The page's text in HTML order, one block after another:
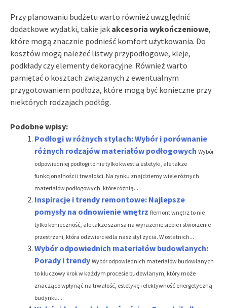
Przy planowaniu budżetu warto również uwzględnić
dodatkowe wydatki, takie jak akcesoria wykończeniowe,
które mogą znacznie podnieść komfort użytkowania. Do
kosztów mogą należeć listwy przypodłogowe, kleje,
podkłady czy elementy dekoracyjne. Również warto
pamiętać o kosztach związanych z ewentualnym
przygotowaniem podłoża, które mogą być konieczne przy
niektórych rodzajach podłóg.
Podobne wpisy:
Podłogi w różnych stylach: Wybór i porównanie
różnych rodzajów materiałów podłogowych Wybór
odpowiedniej podłogi to nie tylko kwestia estetyki, ale także
funkcjonalności i trwałości. Na rynku znajdziemy wiele różnych
materiałów podłogowych, które różnią...
Inspiracje i trendy remontowe: Najlepsze
pomysły na odnowienie wnętrz Remont wnętrz to nie
tylko konieczność, ale także szansa na wyrażenie siebie i stworzenie
przestrzeni, która odzwierciedla nasz styl życia. W ostatnich...
Wybór odpowiednich materiałów budowlanych:
Porady i trendy Wybór odpowiednich materiałów budowlanych
to kluczowy krok w każdym procesie budowlanym, który może
znacząco wpłynąć na trwałość, estetykę i efektywność energetyczną
budynku....